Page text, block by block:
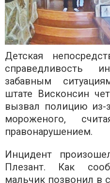
Детская
справедливость
забавным
штате Висконсин
вызвал полицию из-
мороженого,
правонарушением.
Инцидент
Плезант. Как
мальчик позвонил в